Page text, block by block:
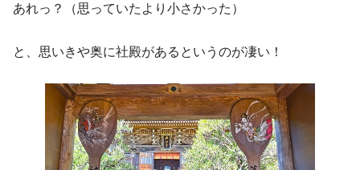
あれっ？（思っていたより小さかった）
と、思いきや奥に社殿があるというのが凄い！